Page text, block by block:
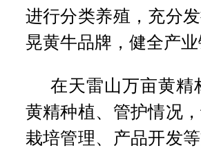
进行分类养殖，充分
晃黄牛品牌，健全产
在天雷山万亩黄精
黄精种植、管护情况
栽培管理、产品开发